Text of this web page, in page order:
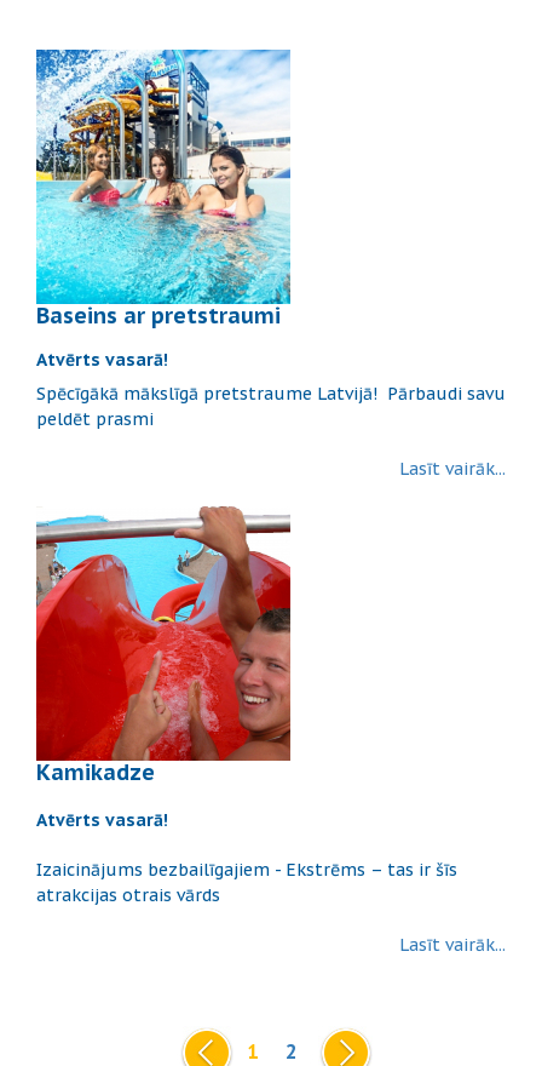
Baseins ar pretstraumi
Atvērts vasarā!
Spēcīgākā mākslīgā pretstraume Latvijā! Pārbaudi savu
peldēt prasmi
Lasīt vairāk...
Kamikadze
Atvērts vasarā!
Izaicinājums bezbailīgajiem - Ekstrēms – tas ir šīs
atrakcijas otrais vārds
Lasīt vairāk...
1 2